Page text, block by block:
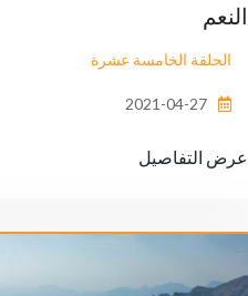
النعم
الحلقة الخامسة عشرة
عرض التفاصيل